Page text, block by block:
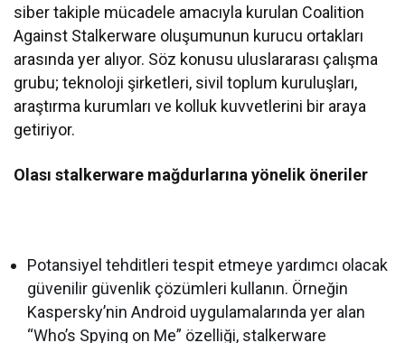
siber takiple mücadele amacıyla kurulan Coalition
Against Stalkerware oluşumunun kurucu ortakları
arasında yer alıyor. Söz konusu uluslararası çalışma
grubu; teknoloji şirketleri, sivil toplum kuruluşları,
araştırma kurumları ve kolluk kuvvetlerini bir araya
getiriyor.
Olası stalkerware mağdurlarına yönelik öneriler
Potansiyel tehditleri tespit etmeye yardımcı olacak
güvenilir güvenlik çözümleri kullanın. Örneğin
Kaspersky’nin Android uygulamalarında yer alan
“Who’s Spying on Me” özelliği, stalkerware